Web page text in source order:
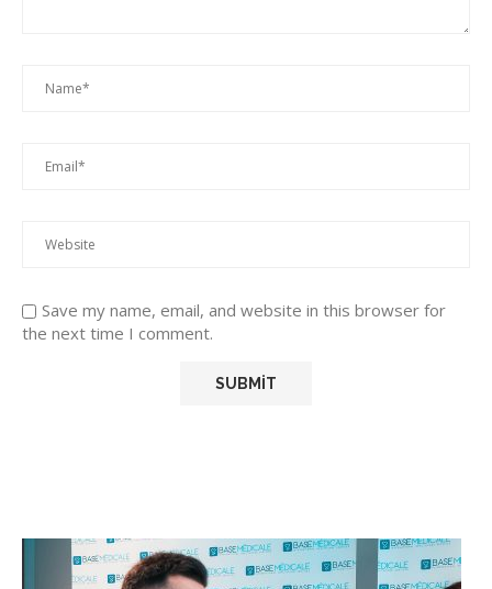
Save my name, email, and website in this browser for
the next time I comment.